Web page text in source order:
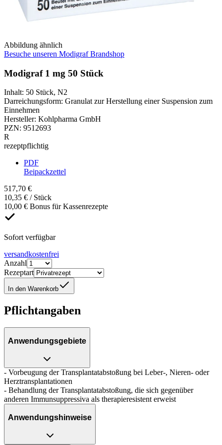
Abbildung ähnlich
Besuche unseren Modigraf Brandshop
Modigraf 1 mg 50 Stück
Inhalt: 50 Stück, N2
Darreichungsform: Granulat zur Herstellung einer Suspension zum
Einnehmen
Hersteller: Kohlpharma GmbH
PZN: 9512693
R
rezeptpflichtig
PDF
Beipackzettel
517,70 €
10,35 € / Stück
10,00 € Bonus für Kassenrezepte
Sofort verfügbar
versandkostenfrei
Anzahl
Rezeptart
In den Warenkorb
Pflichtangaben
Anwendungsgebiete
- Vorbeugung der Transplantatabstoßung bei Leber-, Nieren- oder
Herztransplantationen
- Behandlung der Transplantatabstoßung, die sich gegenüber
anderen Immunsuppressiva als therapieresistent erweist
Anwendungshinweise